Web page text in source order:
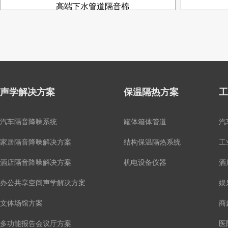
高端下水管道隔音棉
声学解决方案
汽车隔音降噪系统
家居隔音降噪解决方案
酒店隔音降噪解决方案
办公共享空间声学解决方案
文体场馆方案
多功能报告会议厅方案
保温隔热方案
罐体箱体管道
结构保温隔热系统
机电设备仪器
汽
工
酒
娱
商